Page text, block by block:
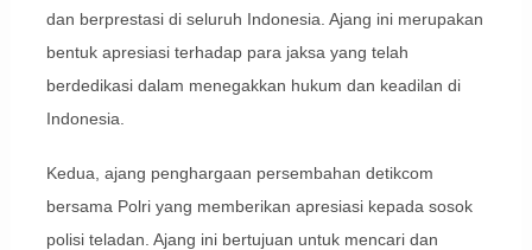
dan berprestasi di seluruh Indonesia. Ajang ini merupakan
bentuk apresiasi terhadap para jaksa yang telah
berdedikasi dalam menegakkan hukum dan keadilan di
Indonesia.
Kedua, ajang penghargaan persembahan detikcom
bersama Polri yang memberikan apresiasi kepada sosok
polisi teladan. Ajang ini bertujuan untuk mencari dan